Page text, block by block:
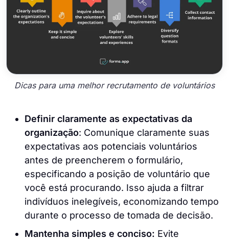
Dicas para uma melhor recrutamento de voluntários
Definir claramente as expectativas da
organização: Comunique claramente suas
expectativas aos potenciais voluntários
antes de preencherem o formulário,
especificando a posição de voluntário que
você está procurando. Isso ajuda a filtrar
indivíduos inelegíveis, economizando tempo
durante o processo de tomada de decisão.
Mantenha simples e conciso: Evite